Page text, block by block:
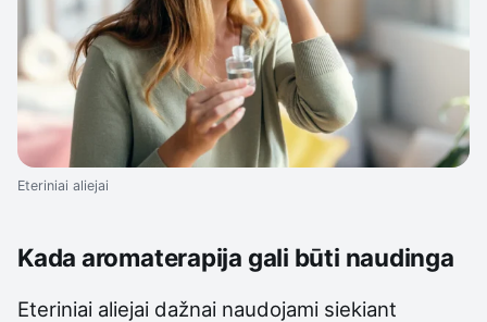
Eteriniai aliejai
Kada aromaterapija gali būti naudinga
Eteriniai aliejai dažnai naudojami siekiant